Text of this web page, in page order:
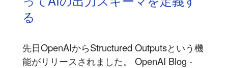
る
先日OpenAIからStructured Outputsという機
能がリリースされました。 OpenAI Blog -